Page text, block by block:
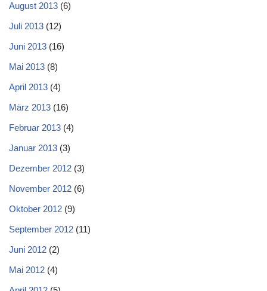
August 2013 (6)
Juli 2013 (12)
Juni 2013 (16)
Mai 2013 (8)
April 2013 (4)
März 2013 (16)
Februar 2013 (4)
Januar 2013 (3)
Dezember 2012 (3)
November 2012 (6)
Oktober 2012 (9)
September 2012 (11)
Juni 2012 (2)
Mai 2012 (4)